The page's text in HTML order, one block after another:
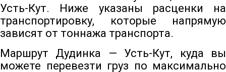
Усть-Кут. Ниже указаны расценки на
транспортировку, которые напрямую
зависят от тоннажа транспорта.
Маршрут Дудинка — Усть-Кут, куда вы
можете перевезти груз по максимально